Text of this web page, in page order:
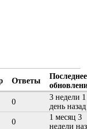
Ответы
Последнее
0
3 недели 1
день назад
0
1 месяц 3
недели